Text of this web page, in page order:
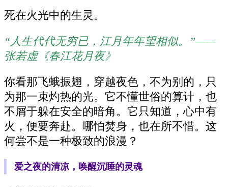
死在火光中的生灵。
“人生代代无穷已，江月年年望相似。”——
张若虚《春江花月夜》
你看那飞蛾振翅，穿越夜色，不为别的，只
为那一束灼热的光。它不懂世俗的算计，也
不屑于躲在安全的暗角。它只知道，心中有
火，便要奔赴。哪怕焚身，也在所不惜。这
何尝不是一种极致的浪漫？
爱之夜的清凉，唤醒沉睡的灵魂